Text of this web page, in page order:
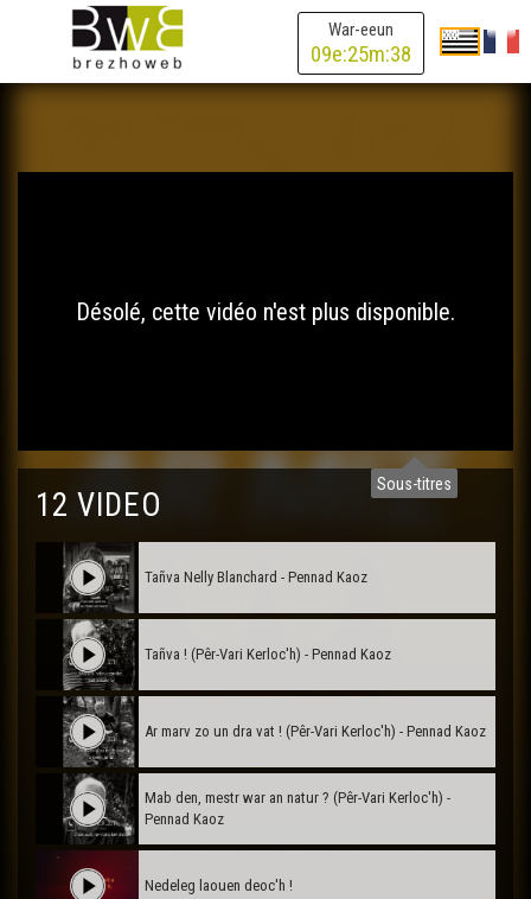
War-eeun
09e:25m:38
Sous-titres
Désolé, cette vidéo n'est plus disponible.
12 VIDEO
Tañva Nelly Blanchard - Pennad Kaoz
Tañva ! (Pêr-Vari Kerloc'h) - Pennad Kaoz
Ar marv zo un dra vat ! (Pêr-Vari Kerloc'h) - Pennad Kaoz
Mab den, mestr war an natur ? (Pêr-Vari Kerloc'h) -
Pennad Kaoz
Nedeleg laouen deoc'h !